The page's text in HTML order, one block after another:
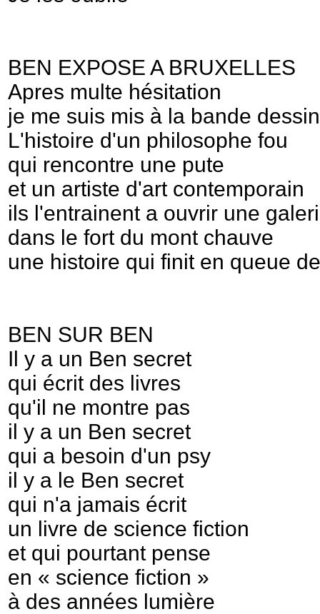
BEN EXPOSE A BRUXELLES
Apres multe hésitation
je me suis mis à la bande
L'histoire d'un philosophe fou
qui rencontre une pute
et un artiste d'art contemporain
ils l'entrainent a ouvrir une
dans le fort du mont chauve
une histoire qui finit en queue
BEN SUR BEN
Il y a un Ben secret
qui écrit des livres
qu'il ne montre pas
il y a un Ben secret
qui a besoin d'un psy
il y a le Ben secret
qui n'a jamais écrit
un livre de science fiction
et qui pourtant pense
en « science fiction »
à des années lumière